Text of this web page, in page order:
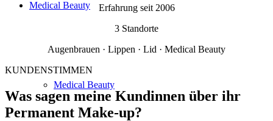
Medical Beauty
Medical Beauty
Erfahrung seit 2006
3 Standorte
Augenbrauen · Lippen · Lid · Medical Beauty
KUNDENSTIMMEN
Was sagen meine Kundinnen über ihr
Permanent Make-up?